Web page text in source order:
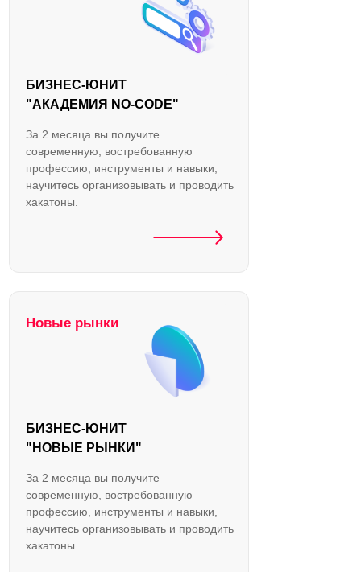
БИЗНЕС-ЮНИТ
"АКАДЕМИЯ NO-CODE"
За 2 месяца вы получите
современную, востребованную
профессию, инструменты и навыки,
научитесь организовывать и проводить
хакатоны.
Новые рынки
БИЗНЕС-ЮНИТ
"НОВЫЕ РЫНКИ"
За 2 месяца вы получите
современную, востребованную
профессию, инструменты и навыки,
научитесь организовывать и проводить
хакатоны.